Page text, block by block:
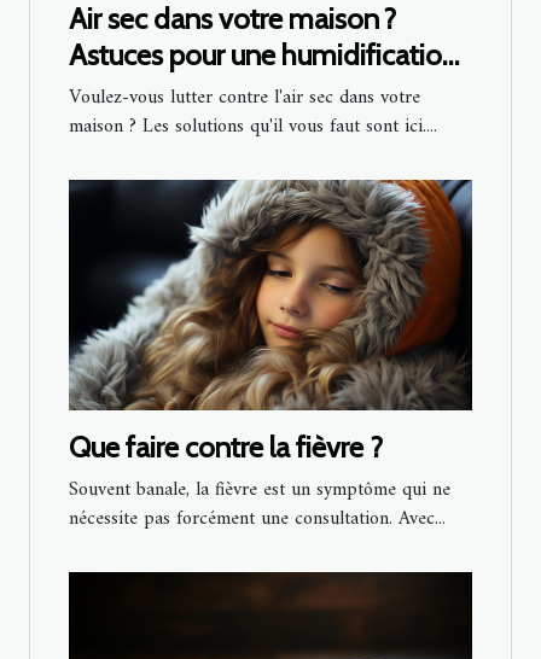
Air sec dans votre maison ?
Astuces pour une humidification
saine
Voulez-vous lutter contre l'air sec dans votre
maison ? Les solutions qu'il vous faut sont ici....
Que faire contre la fièvre ?
Souvent banale, la fièvre est un symptôme qui ne
nécessite pas forcément une consultation. Avec...